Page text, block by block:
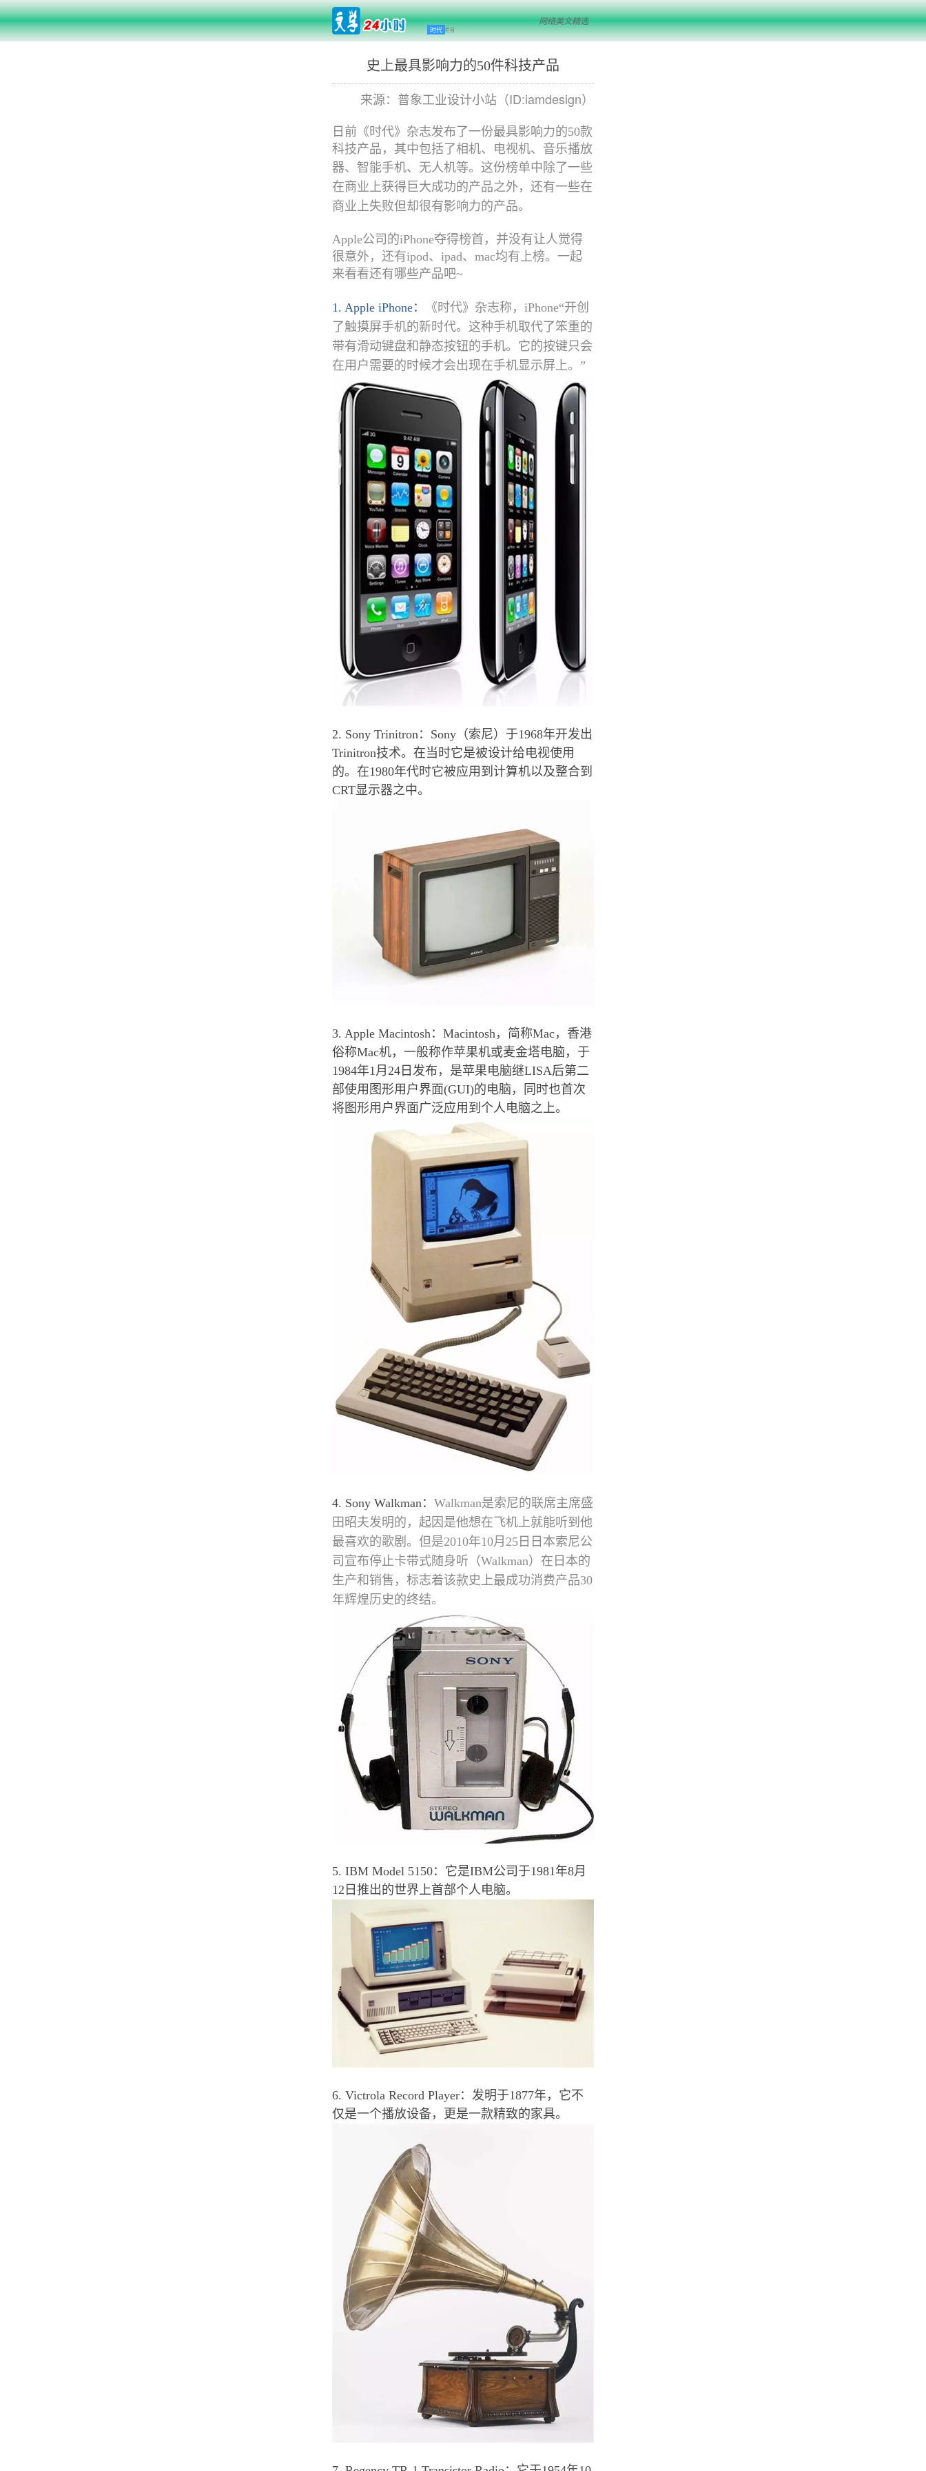
时代 栏目
网络美文精选
史上最具影响力的50件科技产品
来源：普象工业设计小站（ID:iamdesign）
日前《时代》杂志发布了一份最具影响力的50款
科技产品，其中包括了相机、电视机、音乐播放
器、智能手机、无人机等。 这份榜单中除了一些
在商业上获得巨大成功的产品之外，还有一些在
商业上失败但却很有影响力的产品。
Apple公司的iPhone夺得榜首，并没有让人觉得
很意外，还有ipod、ipad、mac均有上榜。一起
来看看还有哪些产品吧~
1. Apple iPhone：
《时代》杂志称，iPhone“开创
了触摸屏手机的新时代。这种手机取代了笨重的
带有滑动键盘和静态按钮的手机。它的按键只会
在用户需要的时候才会出现在手机显示屏上。”
2. Sony Trinitron： Sony（索尼）于1968年开发出
Trinitron技术。在当时它是被设计给电视使用
的。在1980年代时它被应用到计算机以及整合到
CRT显示器之中。
3. Apple Macintosh： Macintosh，简称Mac，香港
俗称Mac机，一般称作苹果机或麦金塔电脑，于
1984年1月24日发布，是苹果电脑继LISA后第二
部使用图形用户界面(GUI)的电脑，同时也首次
将图形用户界面广泛应用到个人电脑之上。
4. Sony Walkman： Walkman是索尼的联席主席盛
田昭夫发明的，起因是他想在飞机上就能听到他
最喜欢的歌剧。但是2010年10月25日日本索尼公
司宣布停止卡带式随身听（Walkman）在日本的
生产和销售，标志着该款史上最成功消费产品30
年辉煌历史的终结。
5. IBM Model 5150： 它是IBM公司于1981年8月
12日推出的世界上首部个人电脑。
6. Victrola Record Player： 发明于1877年，它不
仅是一个播放设备，更是一款精致的家具。